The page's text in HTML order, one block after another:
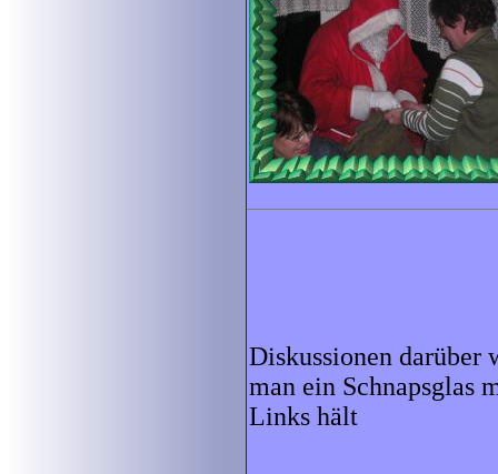
Diskussionen darüber
man ein Schnapsglas
Links hält